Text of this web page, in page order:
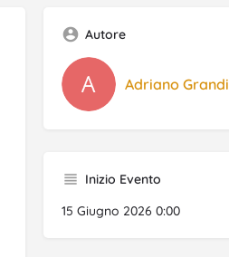
Autore
Adriano Grandi
Inizio Evento
15 Giugno 2026 0:00